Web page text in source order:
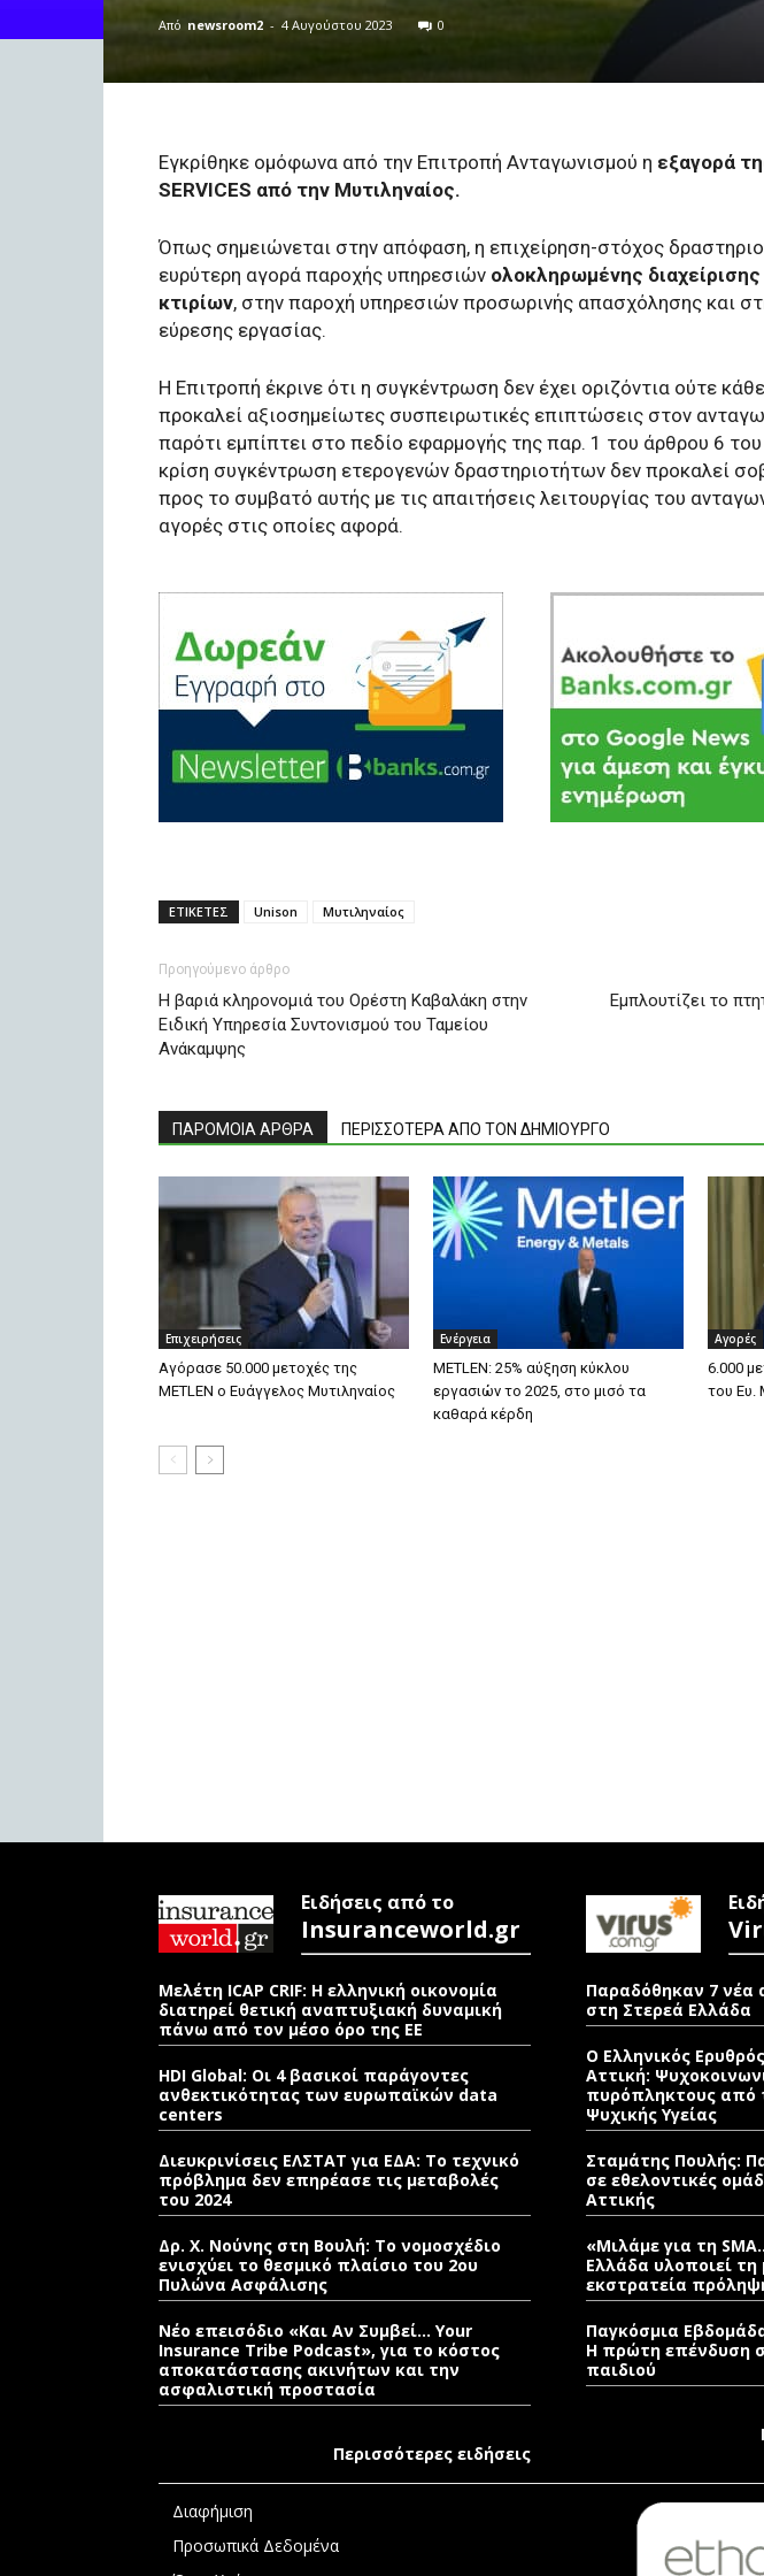
Από newsroom2 - 4 Αυγούστου 2023 0
Εγκρίθηκε ομόφωνα από την Επιτροπή Ανταγωνισμού η εξαγορά
SERVICES από την Μυτιληναίος.
Όπως σημειώνεται στην απόφαση, η επιχείρηση-στόχος
ευρύτερη αγορά παροχής υπηρεσιών ολοκληρωμένης
κτιρίων, στην παροχή υπηρεσιών προσωρινής απασχόλησης και
εύρεσης εργασίας.
Η Επιτροπή έκρινε ότι η συγκέντρωση δεν έχει οριζόντια ούτε
προκαλεί αξιοσημείωτες συσπειρωτικές επιπτώσεις στον
παρότι εμπίπτει στο πεδίο εφαρμογής της παρ. 1 του άρθρου 6
κρίση συγκέντρωση ετερογενών δραστηριοτήτων δεν προκαλεί
προς το συμβατό αυτής με τις απαιτήσεις λειτουργίας του
αγορές στις οποίες αφορά.
ΕΤΙΚΕΤΕΣ Unison Μυτιληναίος
Προηγούμενο άρθρο
H βαριά κληρονομιά του Ορέστη Καβαλάκη στην
Ειδική Υπηρεσία Συντονισμού του Ταμείου
Ανάκαμψης
Eμπλουτίζει το
ΠΑΡΟΜΟΙΑ ΑΡΘΡΑ ΠΕΡΙΣΣΟΤΕΡΑ ΑΠΟ ΤΟΝ ΔΗΜΙΟΥΡΓΟ
Επιχειρήσεις
Αγόρασε 50.000 μετοχές της
METLEN ο Ευάγγελος Μυτιληναίος
Ενέργεια
METLEN: 25% αύξηση κύκλου
εργασιών το 2025, στο μισό τα
καθαρά κέρδη
Αγορές
6.000
του Ευ.
Ειδήσεις από το
Insuranceworld.gr
Μελέτη ICAP CRIF: Η ελληνική οικονομία
διατηρεί θετική αναπτυξιακή δυναμική
πάνω από τον μέσο όρο της ΕΕ
HDI Global: Οι 4 βασικοί παράγοντες
ανθεκτικότητας των ευρωπαϊκών data
centers
Διευκρινίσεις ΕΛΣΤΑΤ για ΕΔΑ: Το τεχνικό
πρόβλημα δεν επηρέασε τις μεταβολές
του 2024
Δρ. Χ. Νούνης στη Βουλή: Το νομοσχέδιο
ενισχύει το θεσμικό πλαίσιο του 2ου
Πυλώνα Ασφάλισης
Νέο επεισόδιο «Και Αν Συμβεί… Your
Insurance Tribe Podcast», για το κόστος
αποκατάστασης ακινήτων και την
ασφαλιστική προστασία
Περισσότερες ειδήσεις
Παραδόθηκαν 7 νέα
στη Στερεά Ελλάδα
Ο Ελληνικός
Αττική:
πυρόπληκτους από
Ψυχικής Υγείας
Σταμάτης Πουλής:
σε εθελοντικές
Αττικής
«Μιλάμε για τη
Ελλάδα υλοποιεί τη
εκστρατεία
Παγκόσμια
Η πρώτη επένδυση
παιδιού
Διαφήμιση
Προσωπικά Δεδομένα